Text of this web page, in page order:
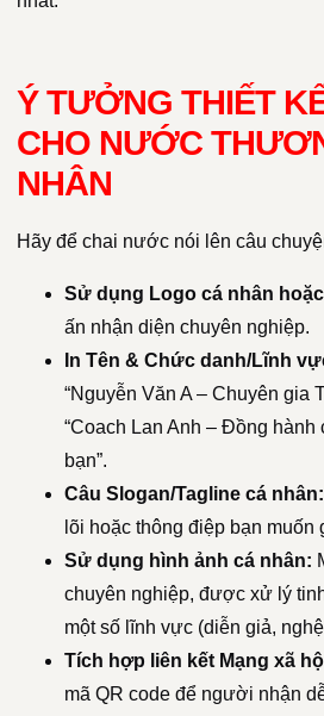
Ý TƯỞNG THIẾT
CHO NƯỚC
NHÂN
Hãy để chai nước nói lên câu
Sử dụng Logo cá nhân
ấn nhận diện chuyên nghiệp.
In Tên & Chức danh/Lĩnh
“Nguyễn Văn A – Chuyên gia
“Coach Lan Anh – Đồng hành
bạn”.
Câu Slogan/Tagline cá nhân:
lõi hoặc thông điệp bạn muốn
Sử dụng hình ảnh cá nhân:
chuyên nghiệp, được xử lý
một số lĩnh vực (diễn giả,
Tích hợp liên kết Mạng xã
mã QR code để người nhận